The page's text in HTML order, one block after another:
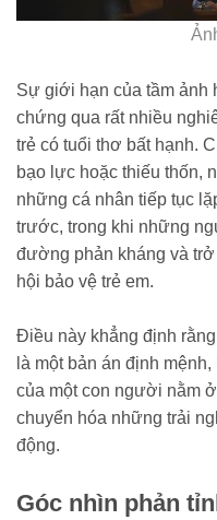
Sự giới hạn của tầm
chứng qua rất nhiều
trẻ có tuổi thơ bất hạnh.
bạo lực hoặc thiếu thốn,
những cá nhân tiếp tục
trước, trong khi những
đường phản kháng và
hội bảo vệ trẻ em.
Điều này khẳng định
là một bản án định
của một con người nằm
chuyển hóa những trải
động.
Góc nhìn phản